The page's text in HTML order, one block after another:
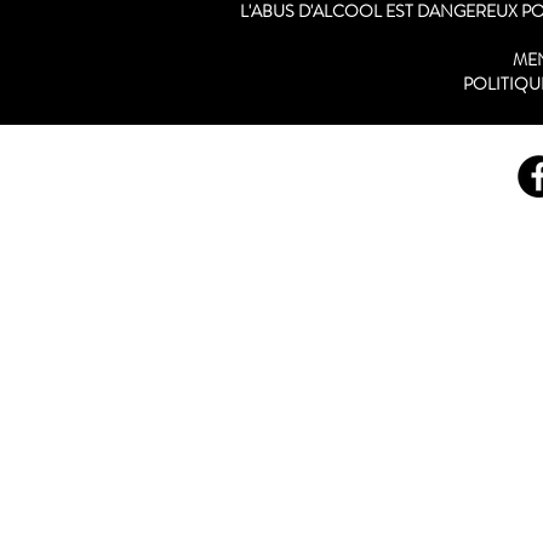
L'ABUS D'ALCOOL EST DANGEREUX